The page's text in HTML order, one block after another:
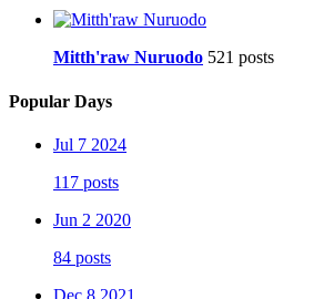
Mitth'raw Nuruodo 521 posts
Popular Days
Jul 7 2024
117 posts
Jun 2 2020
84 posts
Dec 8 2021